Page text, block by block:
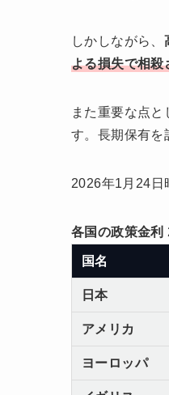
しかしながら、
よる損失で相殺
また重要な点と
す。長期保有を
2026年1月24日
各国の政策金利
国名
日本
アメリカ
ヨーロッパ